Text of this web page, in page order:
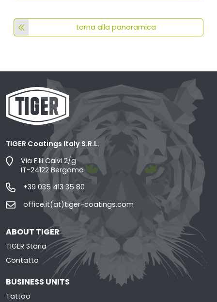
torna alla panoramica
TIGER Coatings Italy S.R.L.
Via F.lli Calvi 2/g
IT-24122 Bergamo
+39 035 413 35 80
office.it(at)tiger-coatings.com
ABOUT TIGER
TIGER Storia
Contatto
BUSINESS UNITS
Tattoo